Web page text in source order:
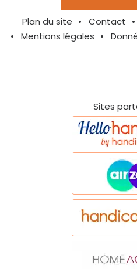
Plan du site Contact
Mentions légales
Sites